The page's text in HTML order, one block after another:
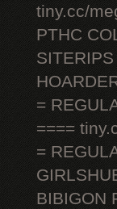
tiny.cc/
PTHC
=
====
=
BIBIGON